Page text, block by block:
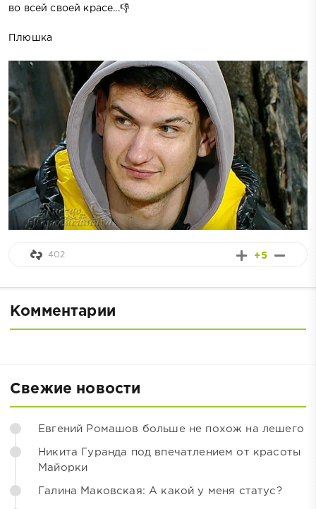
во всей своей красе...👎
Плюшка
+5
402
Комментарии
Свежие новости
Евгений Ромашов больше не похож на лешего
Никита Гуранда под впечатлением от красоты
Майорки
Галина Маковская: А какой у меня статус?